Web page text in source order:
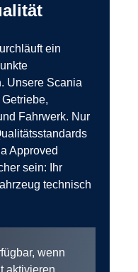
ein
Unsere Scania
Fahrwerk. Nur
Approved
sein: Ihr
technisch
wenn
aktivieren.